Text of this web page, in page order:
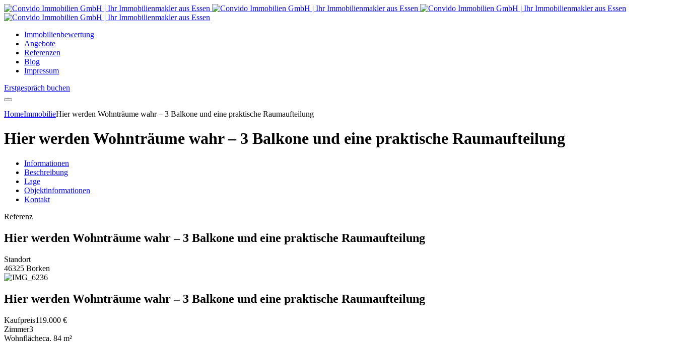
Immobilienbewertung
Angebote
Referenzen
Blog
Impressum
Erstgespräch buchen
HomeImmobilieHier werden Wohnträume wahr – 3 Balkone und eine praktische Raumaufteilung
Hier werden Wohnträume wahr – 3 Balkone und eine praktische Raumaufteilung
Informationen
Beschreibung
Lage
Objektinformationen
Kontakt
Referenz
Hier werden Wohnträume wahr – 3 Balkone und eine praktische Raumaufteilung
Standort
46325 Borken
Hier werden Wohnträume wahr – 3 Balkone und eine praktische Raumaufteilung
Kaufpreis119.000 €
Zimmer3
Wohnflächeca. 84 m²